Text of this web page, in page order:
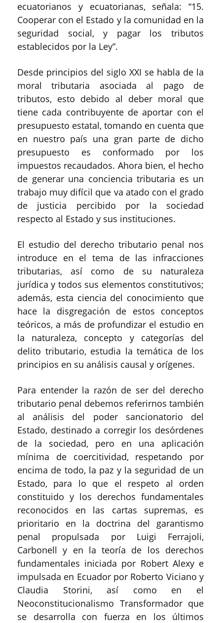
ecuatorianos y ecuatorianas, señala: “15.
Cooperar con el Estado y la comunidad en la
seguridad social, y pagar los tributos
establecidos por la Ley”.
Desde principios del siglo XXI se habla de la
moral tributaria asociada al pago de
tributos, esto debido al deber moral que
tiene cada contribuyente de aportar con el
presupuesto estatal, tomando en cuenta que
en nuestro país una gran parte de dicho
presupuesto es conformado por los
impuestos recaudados. Ahora bien, el hecho
de generar una conciencia tributaria es un
trabajo muy difícil que va atado con el grado
de justicia percibido por la sociedad
respecto al Estado y sus instituciones.
El estudio del derecho tributario penal nos
introduce en el tema de las infracciones
tributarias, así como de su naturaleza
jurídica y todos sus elementos constitutivos;
además, esta ciencia del conocimiento que
hace la disgregación de estos conceptos
teóricos, a más de profundizar el estudio en
la naturaleza, concepto y categorías del
delito tributario, estudia la temática de los
principios en su análisis causal y orígenes.
Para entender la razón de ser del derecho
tributario penal debemos referirnos también
al análisis del poder sancionatorio del
Estado, destinado a corregir los desórdenes
de la sociedad, pero en una aplicación
mínima de coercitividad, respetando por
encima de todo, la paz y la seguridad de un
Estado, para lo que el respeto al orden
constituido y los derechos fundamentales
reconocidos en las cartas supremas, es
prioritario en la doctrina del garantismo
penal propulsada por Luigi Ferrajoli,
Carbonell y en la teoría de los derechos
fundamentales iniciada por Robert Alexy e
impulsada en Ecuador por Roberto Viciano y
Claudia Storini, así como en el
Neoconstitucionalismo Transformador que
se desarrolla con fuerza en los últimos